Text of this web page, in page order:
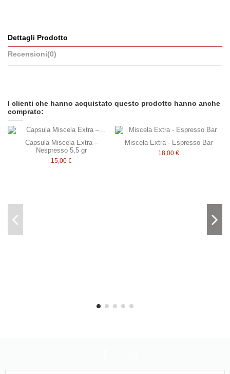
Dettagli Prodotto
Recensioni(0)
I clienti che hanno acquistato questo prodotto hanno anche
comprato:
Capsula Miscela Extra –
Nespresso 5,5 gr
15,00 €
Miscela Extra - Espresso Bar
18,00 €